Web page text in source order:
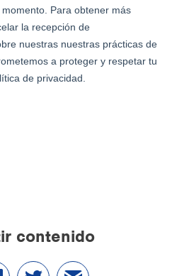
contenido